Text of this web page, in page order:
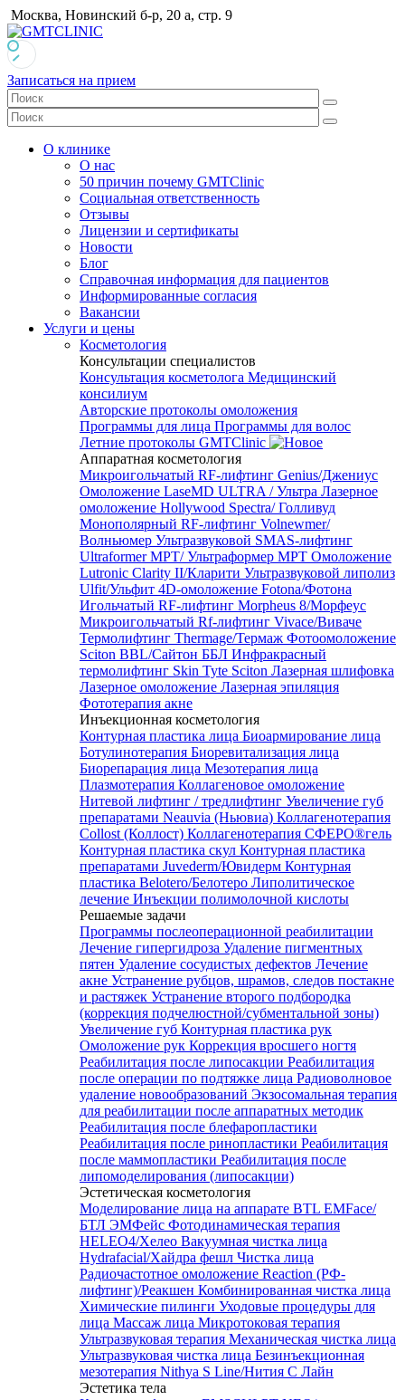
Москва, Новинский б-р, 20 а, стр. 9
Записаться на прием
О клинике
О нас
50 причин почему GMTClinic
Социальная ответственность
Отзывы
Лицензии и сертификаты
Новости
Блог
Справочная информация для пациентов
Информированные согласия
Вакансии
Услуги и цены
Косметология
Консультации специалистов
Консультация косметолога Медицинский
консилиум
Авторские протоколы омоложения
Программы для лица Программы для волос
Летние протоколы GMTClinic
Аппаратная косметология
Микроигольчатый RF-лифтинг Genius/Джениус
Омоложение LaseMD ULTRA / Ультра Лазерное
омоложение Hollywood Spectra/ Голливуд
Монополярный RF-лифтинг Volnewmer/
Волньюмер Ультразвуковой SMAS-лифтинг
Ultraformer MPT/ Ультраформер MPT Омоложение
Lutronic Clarity II/Кларити Ультразвуковой липолиз
Ulfit/Ульфит 4D-омоложение Fotona/Фотона
Игольчатый RF-лифтинг Morpheus 8/Морфеус
Микроигольчатый Rf-лифтинг Vivace/Виваче
Термолифтинг Thermage/Термаж Фотоомоложение
Sciton BBL/Сайтон ББЛ Инфракрасный
термолифтинг Skin Tyte Sciton Лазерная шлифовка
Лазерное омоложение Лазерная эпиляция
Фототерапия акне
Инъекционная косметология
Контурная пластика лица Биоармирование лица
Ботулинотерапия Биоревитализация лица
Биорепарация лица Мезотерапия лица
Плазмотерапия Коллагеновое омоложение
Нитевой лифтинг / тредлифтинг Увеличение губ
препаратами Neauvia (Ньювиа) Коллагенотерапия
Collost (Коллост) Коллагенотерапия СФЕРО®гель
Контурная пластика скул Контурная пластика
препаратами Juvederm/Ювидерм Контурная
пластика Belotero/Белотеро Липолитическое
лечение Инъекции полимолочной кислоты
Решаемые задачи
Программы послеоперационной реабилитации
Лечение гипергидроза Удаление пигментных
пятен Удаление сосудистых дефектов Лечение
акне Устранение рубцов, шрамов, следов постакне
и растяжек Устранение второго подбородка
(коррекция подчелюстной/субментальной зоны)
Увеличение губ Контурная пластика рук
Омоложение рук Коррекция вросшего ногтя
Реабилитация после липосакции Реабилитация
после операции по подтяжке лица Радиоволновое
удаление новообразований Экзосомальная терапия
для реабилитации после аппаратных методик
Реабилитация после блефаропластики
Реабилитация после ринопластики Реабилитация
после маммопластики Реабилитация после
липомоделирования (липосакции)
Эстетическая косметология
Моделирование лица на аппарате BTL EMFace/
БТЛ ЭМФейс Фотодинамическая терапия
HELEO4/Хелео Вакуумная чистка лица
Hydrafacial/Хайдра фешл Чистка лица
Радиочастотное омоложение Reaction (РФ-
лифтинг)/Реакшен Комбинированная чистка лица
Химические пилинги Уходовые процедуры для
лица Массаж лица Микротоковая терапия
Ультразвуковая терапия Механическая чистка лица
Ультразвуковая чистка лица Безинъекционная
мезотерапия Nithya S Line/Нития С Лайн
Эстетика тела